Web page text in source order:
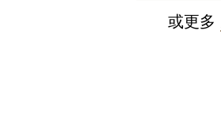
或更多